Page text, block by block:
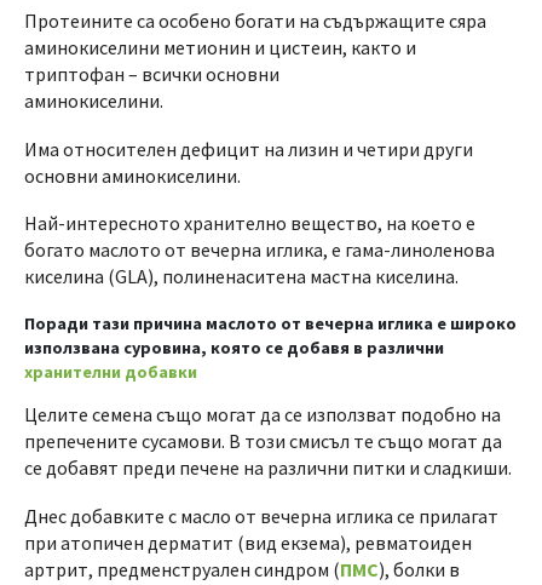
Протеините са особено богати на съдържащите сяра
аминокиселини метионин и цистеин, както и
триптофан – всички основни
аминокиселини.
Има относителен дефицит на лизин и четири други
основни аминокиселини.
Най-интересното хранително вещество, на което е
богато маслото от вечерна иглика, е гама-линоленова
киселина (GLA), полиненаситена мастна киселина.
Поради тази причина маслото от вечерна иглика е широко
използвана суровина, която се добавя в различни
хранителни добавки
Целите семена също могат да се използват подобно на
препечените сусамови. В този смисъл те също могат да
се добавят преди печене на различни питки и сладкиши.
Днес добавките с масло от вечерна иглика се прилагат
при атопичен дерматит (вид екзема), ревматоиден
артрит, предменструален синдром (ПМС), болки в